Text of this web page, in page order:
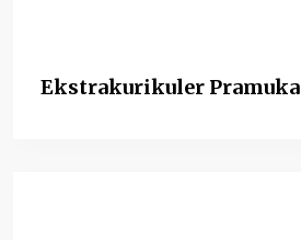
Ekstrakurikuler Pramuka